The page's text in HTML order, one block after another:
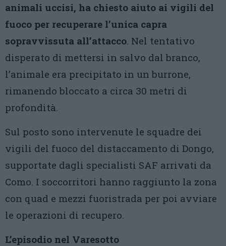
animali uccisi, ha chiesto aiuto ai vigili del
fuoco per recuperare l’unica capra
sopravvissuta all’attacco. Nel tentativo
disperato di mettersi in salvo dal branco,
l’animale era precipitato in un burrone,
rimanendo bloccato a circa 30 metri di
profondità.
Sul posto sono intervenute le squadre dei
vigili del fuoco del distaccamento di Dongo,
supportate dagli specialisti SAF arrivati da
Como. I soccorritori hanno raggiunto la zona
con quad e mezzi fuoristrada per poi avviare
le operazioni di recupero.
L’episodio nel Varesotto